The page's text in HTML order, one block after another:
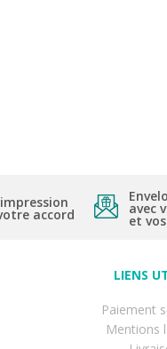
accord avec
et
LIENS
Paiement
Mentions